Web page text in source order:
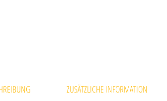
ZUSÄTZLICHE INFORMATION